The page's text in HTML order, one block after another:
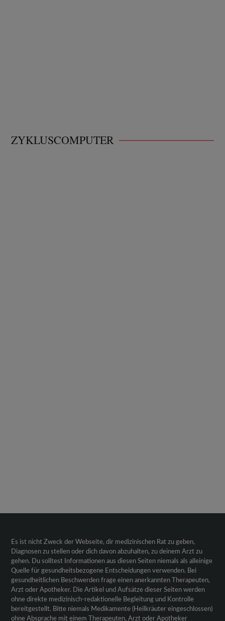
ZYKLUSCOMPUTER
Es ist nicht Zweck der Webseite, dir medizinischen Rat zu geben,
Diagnosen zu stellen oder dich davon abzuhalten, zu deinem Arzt zu
gehen. Du solltest Informationen aus diesen Seiten niemals als alleinige
Quelle für gesundheitsbezogene Entscheidungen verwenden. Bei
gesundheitlichen Beschwerden frage einen anerkannten Therapeuten,
Arzt oder Apotheker. Die Artikel und Aufsätze dieser Seiten werden
ohne direkte medizinisch-redaktionelle Begleitung und Kontrolle
bereitgestellt. Bitte niemals Medikamente (Heilkräuter eingeschlossen)
ohne Absprache mit einem Therapeuten, Arzt oder Apotheker